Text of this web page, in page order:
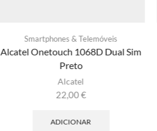
Smartphones & Telemóveis
Alcatel Onetouch 1068D Dual Sim
Preto
Alcatel
22,00€
ADICIONAR